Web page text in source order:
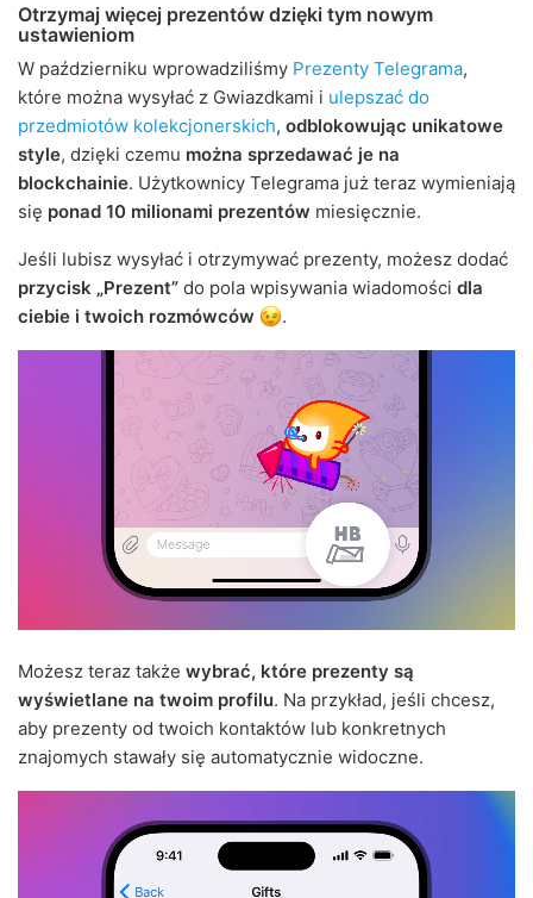
Otrzymaj więcej prezentów dzięki tym nowym
ustawieniom
W październiku wprowadziliśmy Prezenty Telegrama,
które można wysyłać z Gwiazdkami i ulepszać do
przedmiotów kolekcjonerskich, odblokowując unikatowe
style, dzięki czemu można sprzedawać je na
blockchainie. Użytkownicy Telegrama już teraz wymieniają
się ponad 10 milionami prezentów miesięcznie.
Jeśli lubisz wysyłać i otrzymywać prezenty, możesz dodać
przycisk „Prezent” do pola wpisywania wiadomości dla
ciebie i twoich rozmówców
.
Możesz teraz także wybrać, które prezenty są
wyświetlane na twoim profilu. Na przykład, jeśli chcesz,
aby prezenty od twoich kontaktów lub konkretnych
znajomych stawały się automatycznie widoczne.